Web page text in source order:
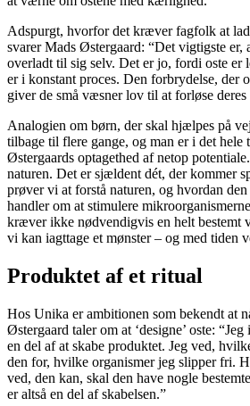
Adspurgt, hvorfor det kræver fagfolk at
svarer Mads Østergaard: “Det vigtigste er,
overladt til sig selv. Det er jo, fordi oste er
er i konstant proces. Den forbrydelse, der
giver de små væsner lov til at forløse deres
Analogien om børn, der skal hjælpes på
tilbage til flere gange, og man er i det
Østergaards optagethed af netop
naturen. Det er sjældent dét, der kommer
prøver vi at forstå naturen, og hvordan
handler om at stimulere
kræver ikke nødvendigvis en helt bestemt
vi kan iagttage et mønster – og med tiden
Produktet af et ritual
Hos Unika er ambitionen som bekendt at
Østergaard taler om at ‘designe’ oste:
en del af at skabe produktet. Jeg ved,
den for, hvilke organismer jeg slipper fri.
ved, den kan, skal den have nogle
er altså en del af skabelsen.”